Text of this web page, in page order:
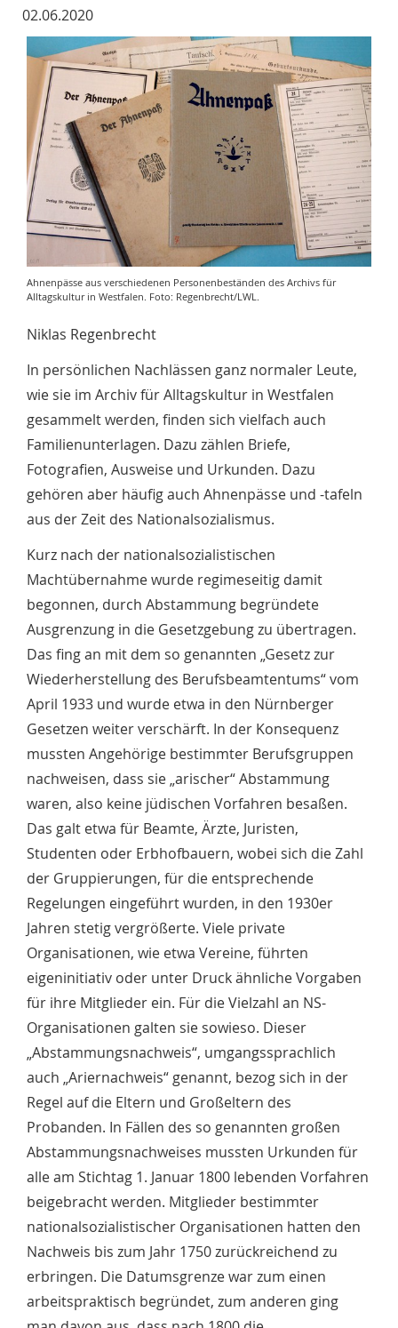
02.06.2020
Ahnenpässe aus verschiedenen Personenbeständen des Archivs für
Alltagskultur in Westfalen. Foto: Regenbrecht/LWL.
Niklas Regenbrecht
In persönlichen Nachlässen ganz normaler Leute,
wie sie im Archiv für Alltagskultur in Westfalen
gesammelt werden, finden sich vielfach auch
Familienunterlagen. Dazu zählen Briefe,
Fotografien, Ausweise und Urkunden. Dazu
gehören aber häufig auch Ahnenpässe und -tafeln
aus der Zeit des Nationalsozialismus.
Kurz nach der nationalsozialistischen
Machtübernahme wurde regimeseitig damit
begonnen, durch Abstammung begründete
Ausgrenzung in die Gesetzgebung zu übertragen.
Das fing an mit dem so genannten „Gesetz zur
Wiederherstellung des Berufsbeamtentums“ vom
April 1933 und wurde etwa in den Nürnberger
Gesetzen weiter verschärft. In der Konsequenz
mussten Angehörige bestimmter Berufsgruppen
nachweisen, dass sie „arischer“ Abstammung
waren, also keine jüdischen Vorfahren besaßen.
Das galt etwa für Beamte, Ärzte, Juristen,
Studenten oder Erbhofbauern, wobei sich die Zahl
der Gruppierungen, für die entsprechende
Regelungen eingeführt wurden, in den 1930er
Jahren stetig vergrößerte. Viele private
Organisationen, wie etwa Vereine, führten
eigeninitiativ oder unter Druck ähnliche Vorgaben
für ihre Mitglieder ein. Für die Vielzahl an NS-
Organisationen galten sie sowieso. Dieser
„Abstammungsnachweis“, umgangssprachlich
auch „Ariernachweis“ genannt, bezog sich in der
Regel auf die Eltern und Großeltern des
Probanden. In Fällen des so genannten großen
Abstammungsnachweises mussten Urkunden für
alle am Stichtag 1. Januar 1800 lebenden Vorfahren
beigebracht werden. Mitglieder bestimmter
nationalsozialistischer Organisationen hatten den
Nachweis bis zum Jahr 1750 zurückreichend zu
erbringen. Die Datumsgrenze war zum einen
arbeitspraktisch begründet, zum anderen ging